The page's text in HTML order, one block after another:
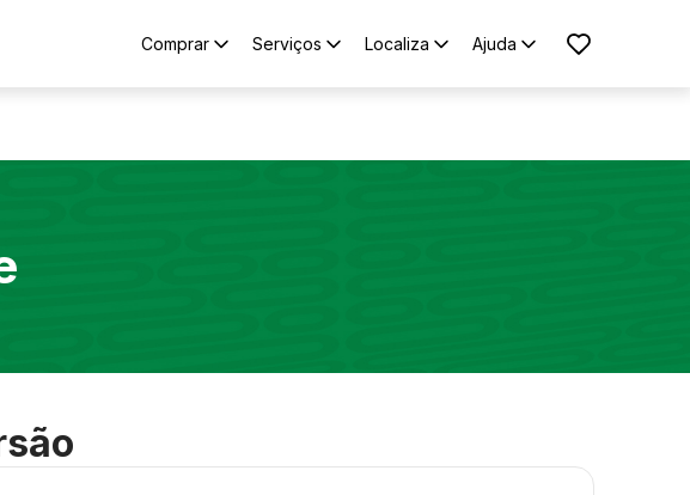
Comprar Serviços Localiza Ajuda